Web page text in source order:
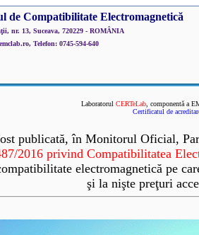
de Compatibilitate Electromagnetică
nr. 13, Suceava, 720229 - ROMÂNIA
Telefon: 0745-594-640
Laboratorul CERTeLab, componentă a
Certificatul de
publicată, în Monitorul Oficial,
2016 privind Compatibilitatea
electromagnetică pe
şi la nişte preţuri